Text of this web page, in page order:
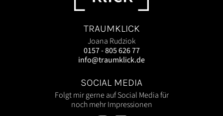
TRAUMKLICK
Joana Rudziok
0157 - 805 626 77
info@traumklick.de
SOCIAL MEDIA
Folgt mir gerne auf Social Media für
noch mehr Impressionen